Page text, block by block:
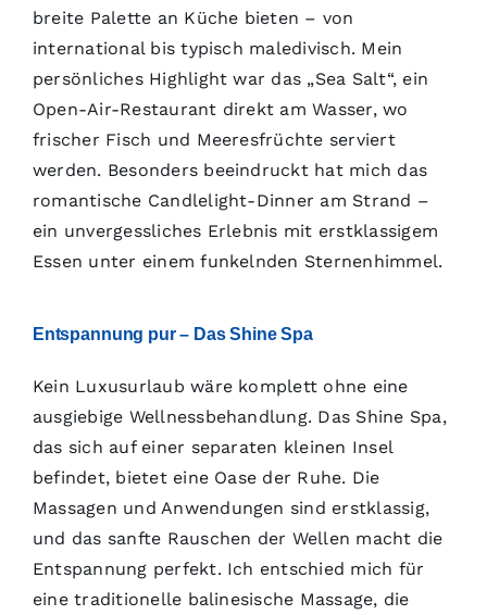
breite Palette an Küche bieten – von
international bis typisch maledivisch. Mein
persönliches Highlight war das „Sea Salt“, ein
Open-Air-Restaurant direkt am Wasser, wo
frischer Fisch und Meeresfrüchte serviert
werden. Besonders beeindruckt hat mich das
romantische Candlelight-Dinner am Strand –
ein unvergessliches Erlebnis mit erstklassigem
Essen unter einem funkelnden Sternenhimmel.
Entspannung pur – Das Shine Spa
Kein Luxusurlaub wäre komplett ohne eine
ausgiebige Wellnessbehandlung. Das Shine Spa,
das sich auf einer separaten kleinen Insel
befindet, bietet eine Oase der Ruhe. Die
Massagen und Anwendungen sind erstklassig,
und das sanfte Rauschen der Wellen macht die
Entspannung perfekt. Ich entschied mich für
eine traditionelle balinesische Massage, die